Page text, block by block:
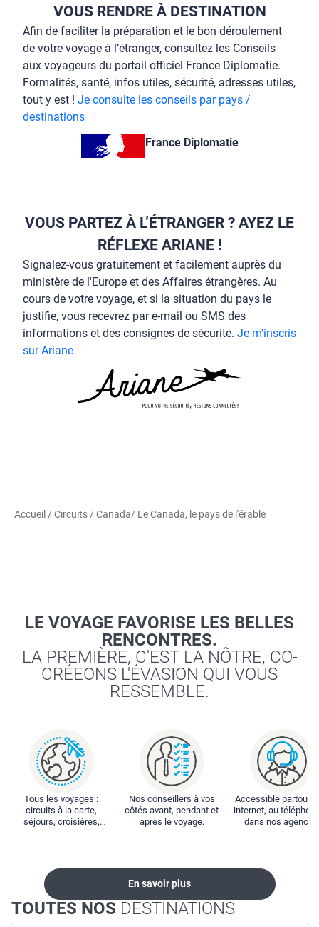
VOUS RENDRE À DESTINATION
Afin de faciliter la préparation et le bon déroulement
de votre voyage à l’étranger, consultez les Conseils
aux voyageurs du portail officiel France Diplomatie.
Formalités, santé, infos utiles, sécurité, adresses utiles,
tout y est ! Je consulte les conseils par pays /
destinations
France Diplomatie
VOUS PARTEZ À L’ÉTRANGER ? AYEZ LE
RÉFLEXE ARIANE !
Signalez-vous gratuitement et facilement auprès du
ministère de l'Europe et des Affaires étrangères. Au
cours de votre voyage, et si la situation du pays le
justifie, vous recevrez par e-mail ou SMS des
informations et des consignes de sécurité. Je m'inscris
sur Ariane
Accueil /Circuits /Canada/ Le Canada, le pays de l'érable
LE VOYAGE FAVORISE LES BELLES
RENCONTRES.
LA PREMIÈRE, C'EST LA NÔTRE, CO-
CRÉEONS L'ÉVASION QUI VOUS
RESSEMBLE.
Tous les voyages :
circuits à la carte,
séjours, croisières,
Nos conseillers à vos
côtés avant, pendant et
après le voyage.
Accessible partout :
internet, au
dans nos
En savoir plus
TOUTES NOS DESTINATIONS